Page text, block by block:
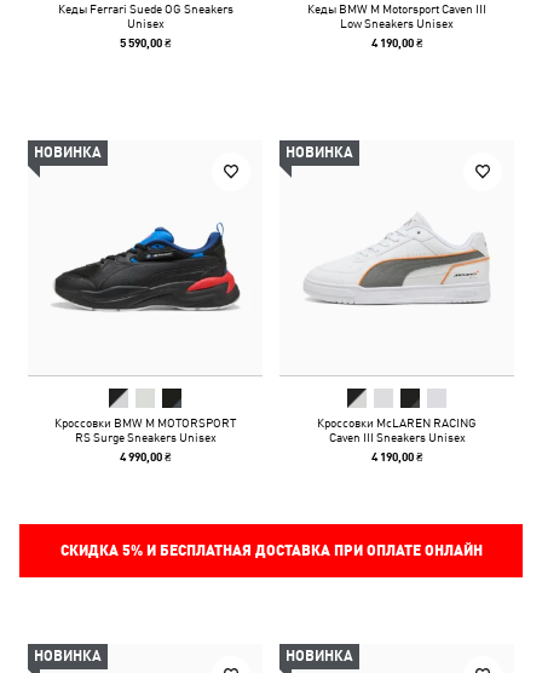
Кеды Ferrari Suede OG Sneakers
Unisex
5 590,00 ₴
Кеды BMW M Motorsport Caven III
Low Sneakers Unisex
4 190,00 ₴
НОВИНКА
Кроссовки BMW M MOTORSPORT
RS Surge Sneakers Unisex
4 990,00 ₴
НОВИНКА
Кроссовки McLAREN RACING
Caven III Sneakers Unisex
4 190,00 ₴
СКИДКА 5%И БЕСПЛАТНАЯ ДОСТАВКА ПРИ ОПЛАТЕ ОНЛАЙН
НОВИНКА НОВИНКА